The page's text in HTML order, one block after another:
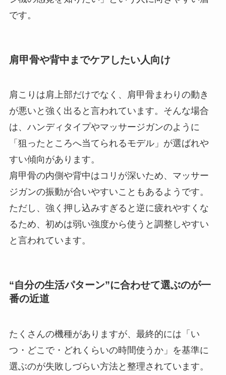
です。
肩甲骨や背中までケアしたい人向け
肩こりは肩上部だけでなく、肩甲骨まわりの動き
が悪いと強く出ると言われています。そんな場合
は、ハンディタイプやマッサージガンのように
「狙ったところへ当てられるモデル」が選ばれや
すい傾向があります。
肩甲骨の内側や背中はコリが深いため、マッサー
ジガンの振動が合いやすいこともあるようです。
ただし、強く押し込みすぎると逆に疲れやすくな
るため、初めは弱い強度から使うと調整しやすい
と言われています。
“自分の生活パターン”に合わせて選ぶのが一
番の近道
たくさんの機種がありますが、最終的には「い
つ・どこで・どれくらいの時間使うか」を基準に
選ぶのが失敗しづらい方法と整理されています。